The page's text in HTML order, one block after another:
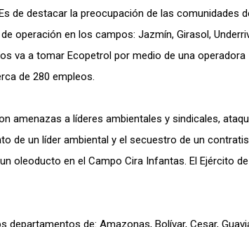
de destacar la preocupación de las comunidades
operación en los campos: Jazmín, Girasol,
va a tomar Ecopetrol por medio de una operadora
de 280 empleos.
amenazas a líderes ambientales y sindicales,
de un líder ambiental y el secuestro de un
oleoducto en el Campo Cira Infantas. El Ejército de
departamentos de: Amazonas, Bolívar, Cesar,